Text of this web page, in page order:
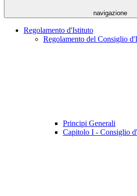
navigazione
Regolamento d'Istituto
Regolamento del Consiglio
Principi Generali
Capitolo I - Consiglio